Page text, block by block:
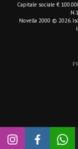
Capitale sociale €
Novella 2000 © 2026.